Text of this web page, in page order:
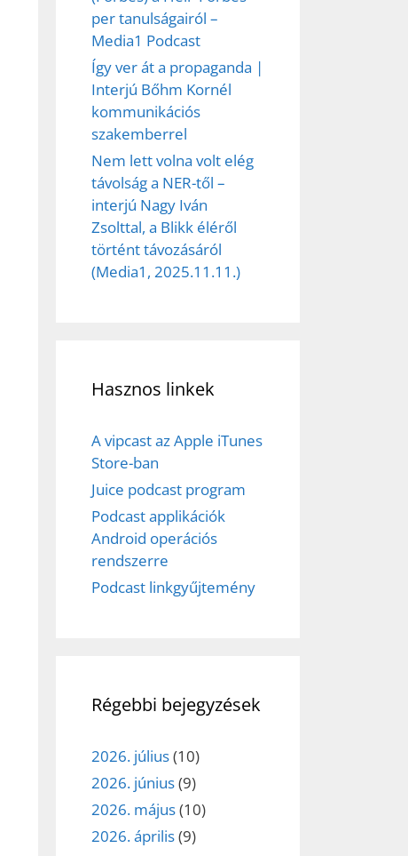
per tanulságairól –
Media1 Podcast
Így ver át a propaganda |
Interjú Bőhm Kornél
kommunikációs
szakemberrel
Nem lett volna volt elég
távolság a NER-től –
interjú Nagy Iván
Zsolttal, a Blikk éléről
történt távozásáról
(Media1, 2025.11.11.)
Hasznos linkek
A vipcast az Apple iTunes
Store-ban
Juice podcast program
Podcast applikációk
Android operációs
rendszerre
Podcast linkgyűjtemény
Régebbi bejegyzések
2026. július(10)
2026. június(9)
2026. május(10)
2026. április(9)